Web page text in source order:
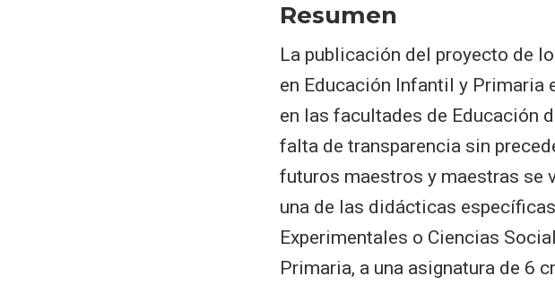
Resumen
La publicación del proyecto de
en Educación Infantil y Primaria
en las facultades de Educación
falta de transparencia sin
futuros maestros y maestras se
una de las didácticas
Experimentales o Ciencias
Primaria, a una asignatura de 6